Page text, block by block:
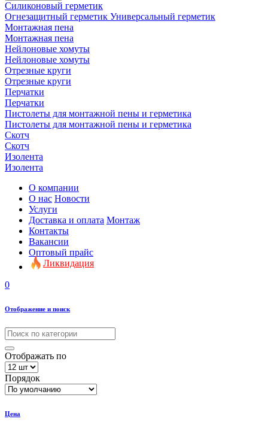
Силиконовый герметик
Огнезащитный герметик Универсальный герметик
Монтажная пена
Монтажная пена
Нейлоновые хомуты
Нейлоновые хомуты
Отрезные круги
Отрезные круги
Перчатки
Перчатки
Пистолеты для монтажной пены и герметика
Пистолеты для монтажной пены и герметика
Скотч
Скотч
Изолента
Изолента
О компании
О нас Новости
Услуги
Доставка и оплата Монтаж
Контакты
Вакансии
Оптовый прайс
Ликвидация
0
Отображение и поиск
Отображать по
Порядок
Цена